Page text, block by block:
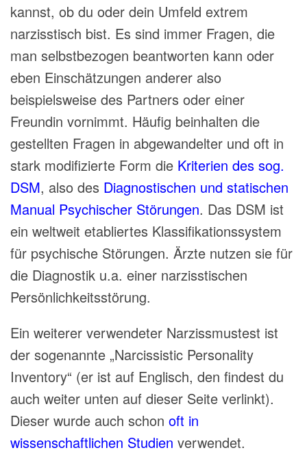
kannst, ob du oder dein Umfeld extrem
narzisstisch bist. Es sind immer Fragen, die
man selbstbezogen beantworten kann oder
eben Einschätzungen anderer also
beispielsweise des Partners oder einer
Freundin vornimmt. Häufig beinhalten die
gestellten Fragen in abgewandelter und oft in
stark modifizierte Form die Kriterien des sog.
DSM, also des Diagnostischen und statischen
Manual Psychischer Störungen. Das DSM ist
ein weltweit etabliertes Klassifikationssystem
für psychische Störungen. Ärzte nutzen sie für
die Diagnostik u.a. einer narzisstischen
Persönlichkeitsstörung.
Ein weiterer verwendeter Narzissmustest ist
der sogenannte „Narcissistic Personality
Inventory“ (er ist auf Englisch, den findest du
auch weiter unten auf dieser Seite verlinkt).
Dieser wurde auch schon oft in
wissenschaftlichen Studien verwendet.